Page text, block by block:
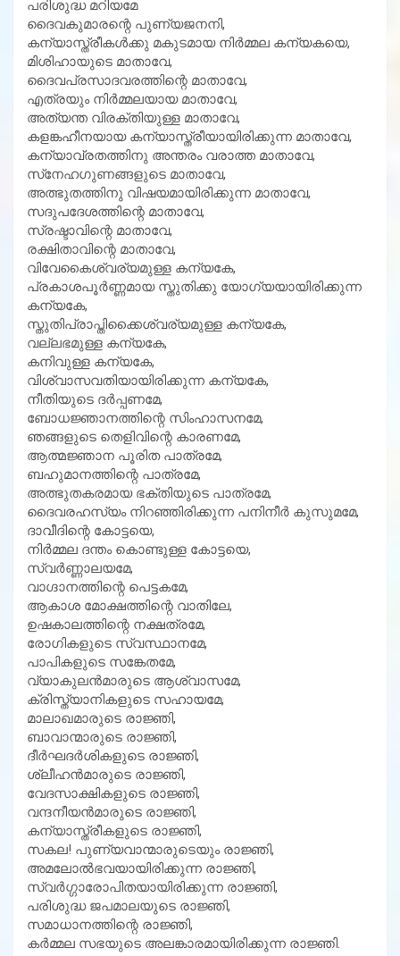
പരിശുദ്ധ മറിയമേ
ദൈവകുമാരന്റെ പുണ്യജനനി,
കന്യാസ്ത്രീകള്‍ക്കു മകുടമായ നിര്‍മ്മല കന്യകയെ,
മിശിഹായുടെ മാതാവേ,
ദൈവപ്രസാദവരത്തിന്റെ മാതാവേ,
എത്രയും നിര്‍മ്മലയായ മാതാവേ,
അത്യന്ത വിരക്തിയുള്ള മാതാവേ,
കളങ്കഹീനയായ കന്യാസ്ത്രീയായിരിക്കുന്ന മാതാവേ,
കന്യാവ്രതത്തിനു അന്തരം വരാത്ത മാതാവേ,
സ്‌നേഹഗുണങ്ങളുടെ മാതാവേ,
അത്ഭുതത്തിനു വിഷയമായിരിക്കുന്ന മാതാവേ,
സദുപദേശത്തിന്റെ മാതാവേ,
സ്രഷ്ടാവിന്റെ മാതാവേ,
രക്ഷിതാവിന്റെ മാതാവേ,
വിവേകൈശ്വര്യമുള്ള കന്യകേ,
പ്രകാശപൂര്‍ണ്ണമായ സ്തുതിക്കു യോഗ്യയായിരിക്കുന്ന
കന്യകേ,
സ്തുതിപ്രാപ്തിക്കൈശ്വര്യമുള്ള കന്യകേ,
വല്ലഭമുള്ള കന്യകേ,
കനിവുള്ള കന്യകേ,
വിശ്വാസവതിയായിരിക്കുന്ന കന്യകേ,
നീതിയുടെ ദര്‍പ്പണമേ,
ബോധജ്ഞാനത്തിന്റെ സിംഹാസനമേ,
ഞങ്ങളുടെ തെളിവിന്റെ കാരണമേ,
ആത്മജ്ഞാന പൂരിത പാത്രമേ,
ബഹുമാനത്തിന്റെ പാത്രമേ,
അത്ഭുതകരമായ ഭക്തിയുടെ പാത്രമേ,
ദൈവരഹസ്യം നിറഞ്ഞിരിക്കുന്ന പനിനീര്‍ കുസുമമേ,
ദാവീദിന്റെ കോട്ടയെ,
നിര്‍മ്മല ദന്തം കൊണ്ടുള്ള കോട്ടയെ,
സ്വര്‍ണ്ണാലയമേ,
വാഗ്ദാനത്തിന്റെ പെട്ടകമേ,
ആകാശ മോക്ഷത്തിന്റെ വാതിലേ,
ഉഷകാലത്തിന്റെ നക്ഷത്രമേ,
രോഗികളുടെ സ്വസ്ഥാനമേ,
പാപികളുടെ സങ്കേതമേ,
വ്യാകുലന്‍മാരുടെ ആശ്വാസമേ,
ക്രിസ്ത്യാനികളുടെ സഹായമേ,
മാലാഖമാരുടെ രാജ്ഞി,
ബാവാന്മാരുടെ രാജ്ഞി,
ദീര്‍ഘദര്‍ശികളുടെ രാജ്ഞി,
ശ്ലീഹന്‍മാരുടെ രാജ്ഞി,
വേദസാക്ഷികളുടെ രാജ്ഞി,
വന്ദനീയന്‍മാരുടെ രാജ്ഞി,
കന്യാസ്ത്രീകളുടെ രാജ്ഞി,
സകല! പുണ്യവാന്മാരുടെയും രാജ്ഞി,
അമലോല്‍ഭവയായിരിക്കുന്ന രാജ്ഞി,
സ്വര്‍ഗ്ഗാരോപിതയായിരിക്കുന്ന രാജ്ഞി,
പരിശുദ്ധ ജപമാലയുടെ രാജ്ഞി,
സമാധാനത്തിന്റെ രാജ്ഞി,
കര്‍മ്മല സഭയുടെ അലങ്കാരമായിരിക്കുന്ന രാജ്ഞി.